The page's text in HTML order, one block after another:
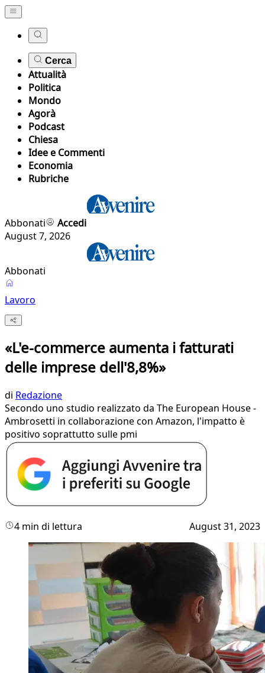
Cerca
Attualità
Politica
Mondo
Agorà
Podcast
Chiesa
Idee e Commenti
Economia
Rubriche
Abbonati
Accedi
August 7, 2026
Abbonati
Lavoro
«L'e-commerce aumenta i fatturati
delle imprese dell'8,8%»
di Redazione
Secondo uno studio realizzato da The European House -
Ambrosetti in collaborazione con Amazon, l'impatto è
positivo soprattutto sulle pmi
4 min di lettura August 31, 2023